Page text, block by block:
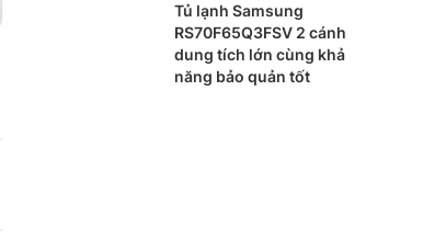
Tủ lạnh Samsung
RS70F65Q3FSV 2 cánh
dung tích lớn cùng khả
năng bảo quản tốt